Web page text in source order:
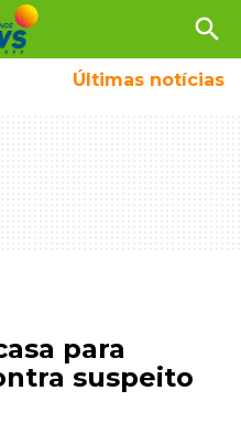
search
Últimas notícias
para
suspeito